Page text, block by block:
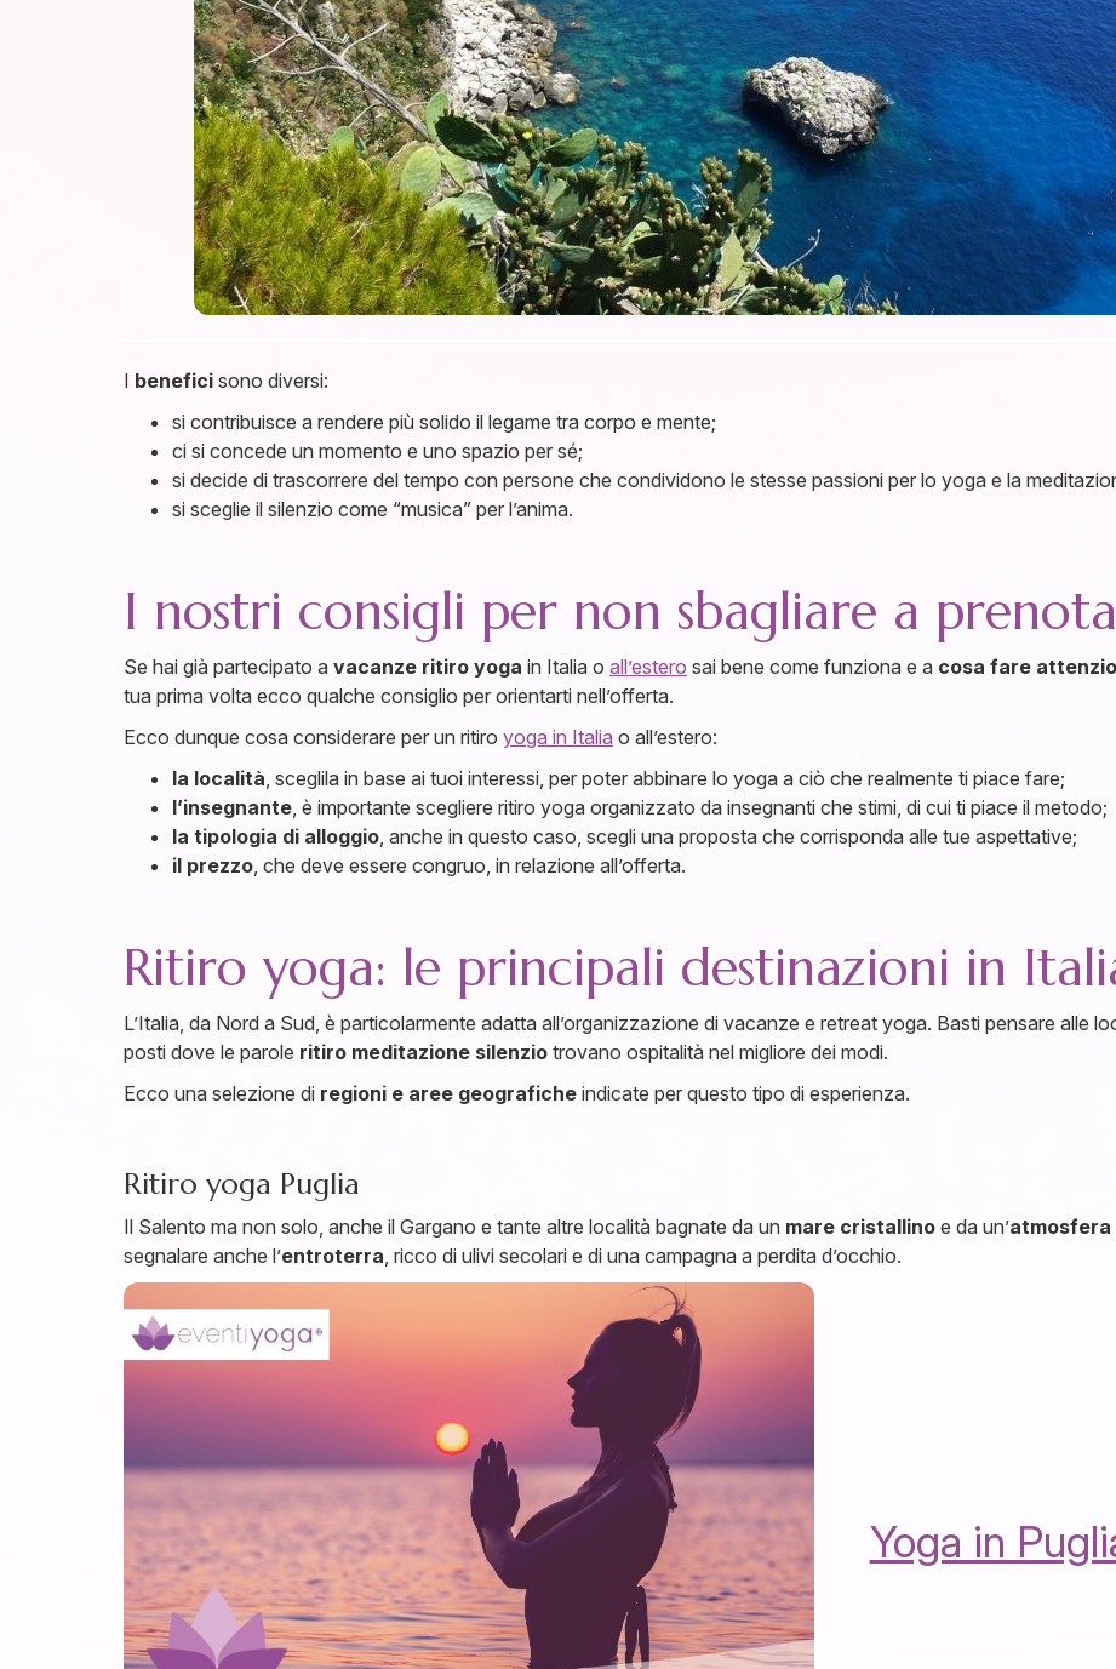
I benefici sono diversi:
si contribuisce a rendere più solido il legame tra corpo e mente;
ci si concede un momento e uno spazio per sé;
si decide di trascorrere del tempo con persone che condividono le stesse passioni per lo yoga e la
si sceglie il silenzio come “musica” per l’anima.
I nostri consigli per non sbagliare a
Se hai già partecipato a vacanze ritiro yoga in Italia o all’estero sai bene come funziona e a cosa fare
tua prima volta ecco qualche consiglio per orientarti nell’offerta.
Ecco dunque cosa considerare per un ritiro yoga in Italia o all’estero:
la località, sceglila in base ai tuoi interessi, per poter abbinare lo yoga a ciò che realmente ti piace fare;
l’insegnante, è importante scegliere ritiro yoga organizzato da insegnanti che stimi, di cui ti piace il metodo;
la tipologia di alloggio, anche in questo caso, scegli una proposta che corrisponda alle tue aspettative;
il prezzo, che deve essere congruo, in relazione all’offerta.
Ritiro yoga: le principali destinazioni in
L’Italia, da Nord a Sud, è particolarmente adatta all’organizzazione di vacanze e retreat yoga. Basti pensare alle
posti dove le parole ritiro meditazione silenzio trovano ospitalità nel migliore dei modi.
Ecco una selezione di regioni e aree geografiche indicate per questo tipo di esperienza.
Ritiro yoga Puglia
Il Salento ma non solo, anche il Gargano e tante altre località bagnate da un mare cristallino e da un’atmosfera
segnalare anche l’entroterra, ricco di ulivi secolari e di una campagna a perdita d’occhio.
Yoga in